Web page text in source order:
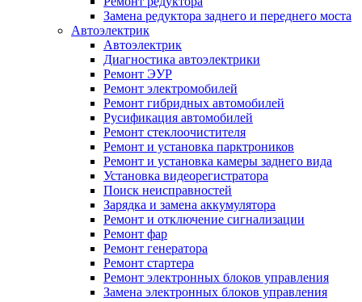
Замена редуктора заднего и переднего моста
Автоэлектрик
Автоэлектрик
Диагностика автоэлектрики
Ремонт ЭУР
Ремонт электромобилей
Ремонт гибридных автомобилей
Русификация автомобилей
Ремонт стеклоочистителя
Ремонт и установка парктроников
Ремонт и установка камеры заднего вида
Установка видеорегистратора
Поиск неисправностей
Зарядка и замена аккумулятора
Ремонт и отключение сигнализации
Ремонт фар
Ремонт генератора
Ремонт стартера
Ремонт электронных блоков управления
Замена электронных блоков управления